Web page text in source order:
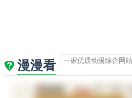
漫漫看 一家优质动漫综合网站